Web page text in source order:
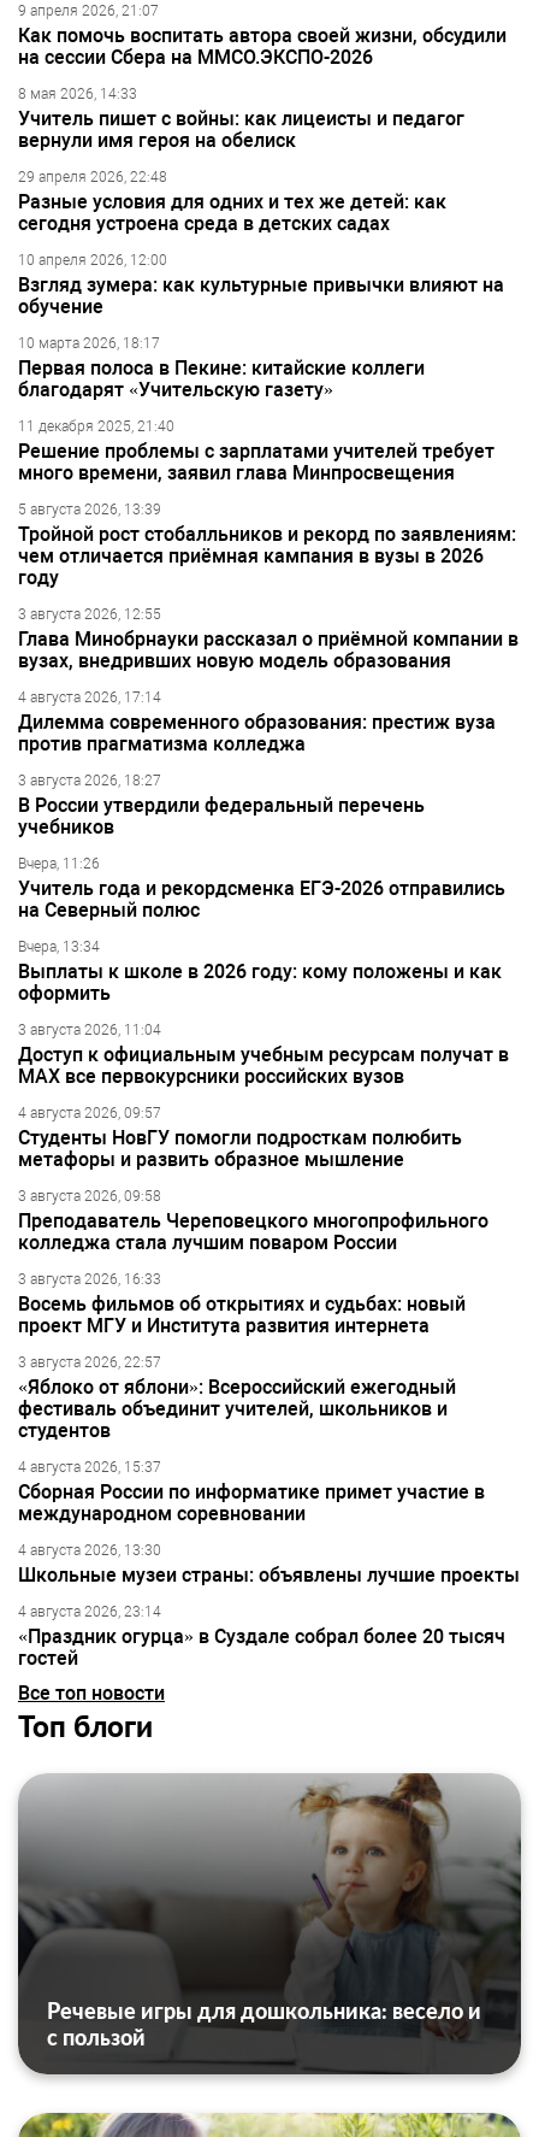
9 апреля 2026, 21:07
Как помочь воспитать автора своей жизни, обсудили
на сессии Сбера на ММСО.ЭКСПО-2026
8 мая 2026, 14:33
Учитель пишет с войны: как лицеисты и педагог
вернули имя героя на обелиск
29 апреля 2026, 22:48
Разные условия для одних и тех же детей: как
сегодня устроена среда в детских садах
10 апреля 2026, 12:00
Взгляд зумера: как культурные привычки влияют на
обучение
10 марта 2026, 18:17
Первая полоса в Пекине: китайские коллеги
благодарят «Учительскую газету»
11 декабря 2025, 21:40
Решение проблемы с зарплатами учителей требует
много времени, заявил глава Минпросвещения
5 августа 2026, 13:39
Тройной рост стобалльников и рекорд по заявлениям:
чем отличается приёмная кампания в вузы в 2026
году
3 августа 2026, 12:55
Глава Минобрнауки рассказал о приёмной компании в
вузах, внедривших новую модель образования
4 августа 2026, 17:14
Дилемма современного образования: престиж вуза
против прагматизма колледжа
3 августа 2026, 18:27
В России утвердили федеральный перечень
учебников
Вчера, 11:26
Учитель года и рекордсменка ЕГЭ-2026 отправились
на Северный полюс
Вчера, 13:34
Выплаты к школе в 2026 году: кому положены и как
оформить
3 августа 2026, 11:04
Доступ к официальным учебным ресурсам получат в
МАХ все первокурсники российских вузов
4 августа 2026, 09:57
Студенты НовГУ помогли подросткам полюбить
метафоры и развить образное мышление
3 августа 2026, 09:58
Преподаватель Череповецкого многопрофильного
колледжа стала лучшим поваром России
3 августа 2026, 16:33
Восемь фильмов об открытиях и судьбах: новый
проект МГУ и Института развития интернета
3 августа 2026, 22:57
«Яблоко от яблони»: Всероссийский ежегодный
фестиваль объединит учителей, школьников и
студентов
4 августа 2026, 15:37
Сборная России по информатике примет участие в
международном соревновании
4 августа 2026, 13:30
Школьные музеи страны: объявлены лучшие проекты
4 августа 2026, 23:14
«Праздник огурца» в Суздале собрал более 20 тысяч
гостей
Все топ новости
Топ блоги
Речевые игры для дошкольника: весело и
с пользой